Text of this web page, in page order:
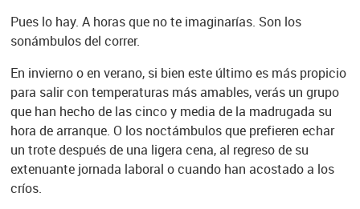
Pues lo hay. A horas que no te imaginarías. Son los
sonámbulos del correr.
En invierno o en verano, si bien este último es más propicio
para salir con temperaturas más amables, verás un grupo
que han hecho de las cinco y media de la madrugada su
hora de arranque. O los noctámbulos que prefieren echar
un trote después de una ligera cena, al regreso de su
extenuante jornada laboral o cuando han acostado a los
críos.